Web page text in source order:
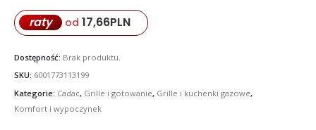
raty od 17,66PLN
Dostępność: Brak produktu.
SKU: 6001773113199
Kategorie: Cadac, Grille i gotowanie, Grille i kuchenki gazowe,
Komfort i wypoczynek